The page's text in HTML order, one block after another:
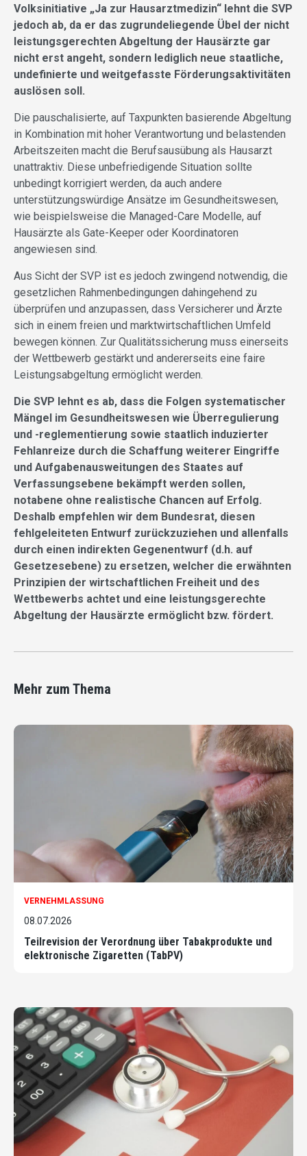
Volksinitiative „Ja zur Hausarztmedizin“ lehnt die SVP
jedoch ab, da er das zugrundeliegende Übel der nicht
leistungsgerechten Abgeltung der Hausärzte gar
nicht erst angeht, sondern lediglich neue staatliche,
undefinierte und weitgefasste Förderungsaktivitäten
auslösen soll.
Die pauschalisierte, auf Taxpunkten basierende Abgeltung
in Kombination mit hoher Verantwortung und belastenden
Arbeitszeiten macht die Berufsausübung als Hausarzt
unattraktiv. Diese unbefriedigende Situation sollte
unbedingt korrigiert werden, da auch andere
unterstützungswürdige Ansätze im Gesundheitswesen,
wie beispielsweise die Managed-Care Modelle, auf
Hausärzte als Gate-Keeper oder Koordinatoren
angewiesen sind.
Aus Sicht der SVP ist es jedoch zwingend notwendig, die
gesetzlichen Rahmenbedingungen dahingehend zu
überprüfen und anzupassen, dass Versicherer und Ärzte
sich in einem freien und marktwirtschaftlichen Umfeld
bewegen können. Zur Qualitätssicherung muss einerseits
der Wettbewerb gestärkt und andererseits eine faire
Leistungsabgeltung ermöglicht werden.
Die SVP lehnt es ab, dass die Folgen systematischer
Mängel im Gesundheitswesen wie Überregulierung
und -reglementierung sowie staatlich induzierter
Fehlanreize durch die Schaffung weiterer Eingriffe
und Aufgabenausweitungen des Staates auf
Verfassungsebene bekämpft werden sollen,
notabene ohne realistische Chancen auf Erfolg.
Deshalb empfehlen wir dem Bundesrat, diesen
fehlgeleiteten Entwurf zurückzuziehen und allenfalls
durch einen indirekten Gegenentwurf (d.h. auf
Gesetzesebene) zu ersetzen, welcher die erwähnten
Prinzipien der wirtschaftlichen Freiheit und des
Wettbewerbs achtet und eine leistungsgerechte
Abgeltung der Hausärzte ermöglicht bzw. fördert.
Mehr zum Thema
VERNEHMLASSUNG
08.07.2026
Teilrevision der Verordnung über Tabakprodukte und
elektronische Zigaretten (TabPV)